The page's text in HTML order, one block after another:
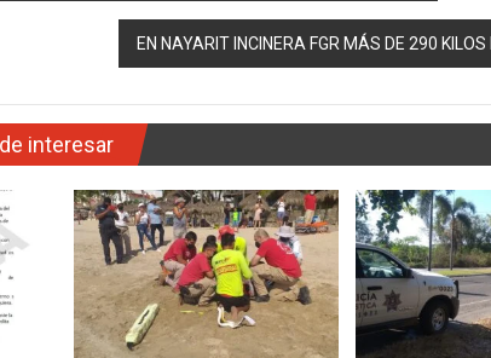
EN NAYARIT INCINERA FGR MÁS DE 290
interesar